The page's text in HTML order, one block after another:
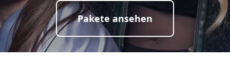
Pakete ansehen